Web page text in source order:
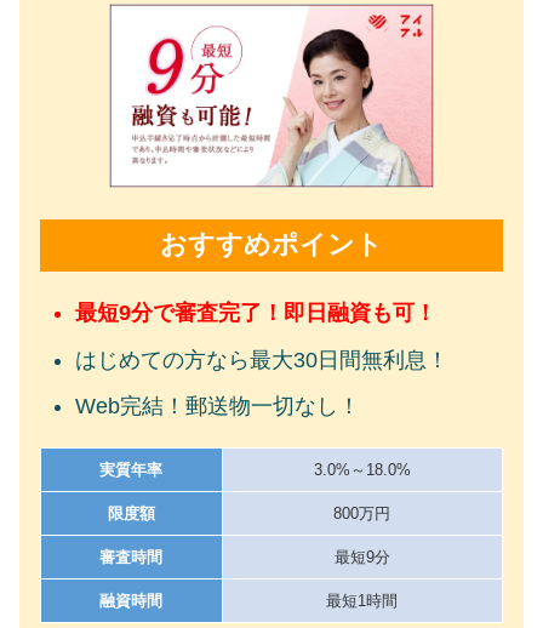
おすすめポイント
最短9分で審査完了！即日融資も可！
はじめての方なら最大30日間無利息！
Web完結！郵送物一切なし！
実質年率 3.0%～18.0%
限度額 800万円
審査時間 最短9分
融資時間 最短1時間